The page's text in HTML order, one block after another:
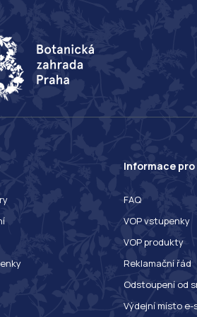
Informace pro
FAQ
VOP vstupenky
VOP produkty
Reklamační řád
Odstoupení od
Výdejní místo e-